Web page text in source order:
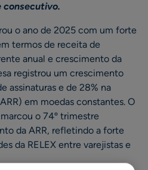
consecutivo.
o ano de 2025 com um forte
termos de receita de
anual e crescimento da
registrou um crescimento
assinaturas e de 28% na
em moedas constantes. O
o 74º trimestre
da ARR, refletindo a forte
da RELEX entre varejistas e